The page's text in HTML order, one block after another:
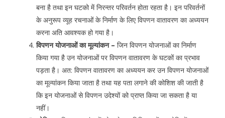
बना है तथा इन घटको में निरन्तर परिवर्तन होता रहता है। इन परिवर्तनों
के अनुरूप व्यूह रचनाओं के निर्माण के लिए विपणन वातावरण का अध्ययन
करना अति आवश्यक हो गया है।
विपणन योजनाओं का मूल्यांकन – जिन विपणन योजनाओं का निर्माण
किया गया है उन योजनाओं पर विपणन वातावरण के घटकों का प्रभाव
पड़ता है। अत: विपणन वातावरण का अध्ययन कर उन विपणन योजनाओं
का मूल्यांकन किया जाता है तथा यह पता लगाने की कोशिश की जाती है
कि इन योजनाओं से विपणन उदेश्यों को प्राप्त किया जा सकता है या
नहीं।